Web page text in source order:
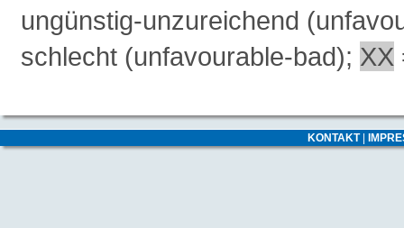
ungünstig-unzureichend
schlecht (unfavourable-bad); XX
KONTAKT|